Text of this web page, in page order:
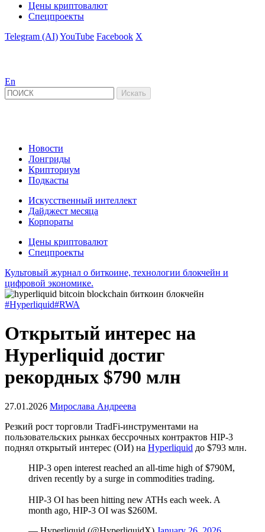
Цены криптовалют
Спецпроекты
Telegram (AI)YouTube Facebook X
En
Новости
Лонгриды
Крипториум
Подкасты
Искусственный интеллект
Дайджест месяца
Корпораты
Цены криптовалют
Спецпроекты
Культовый журнал о биткоине, технологии блокчейн и
цифровой экономике.
#Hyperliquid#RWA
Открытый интерес на
Hyperliquid достиг
рекордных $790 млн
27.01.2026 Мирослава Андреева
Резкий рост торговли TradFi-инструментами на
пользовательских рынках бессрочных контрактов HIP-3
поднял открытый интерес (ОИ) на Hyperliquid до $793 млн.
HIP-3 open interest reached an all-time high of $790M,
driven recently by a surge in commodities trading.
HIP-3 OI has been hitting new ATHs each week. A
month ago, HIP-3 OI was $260M.